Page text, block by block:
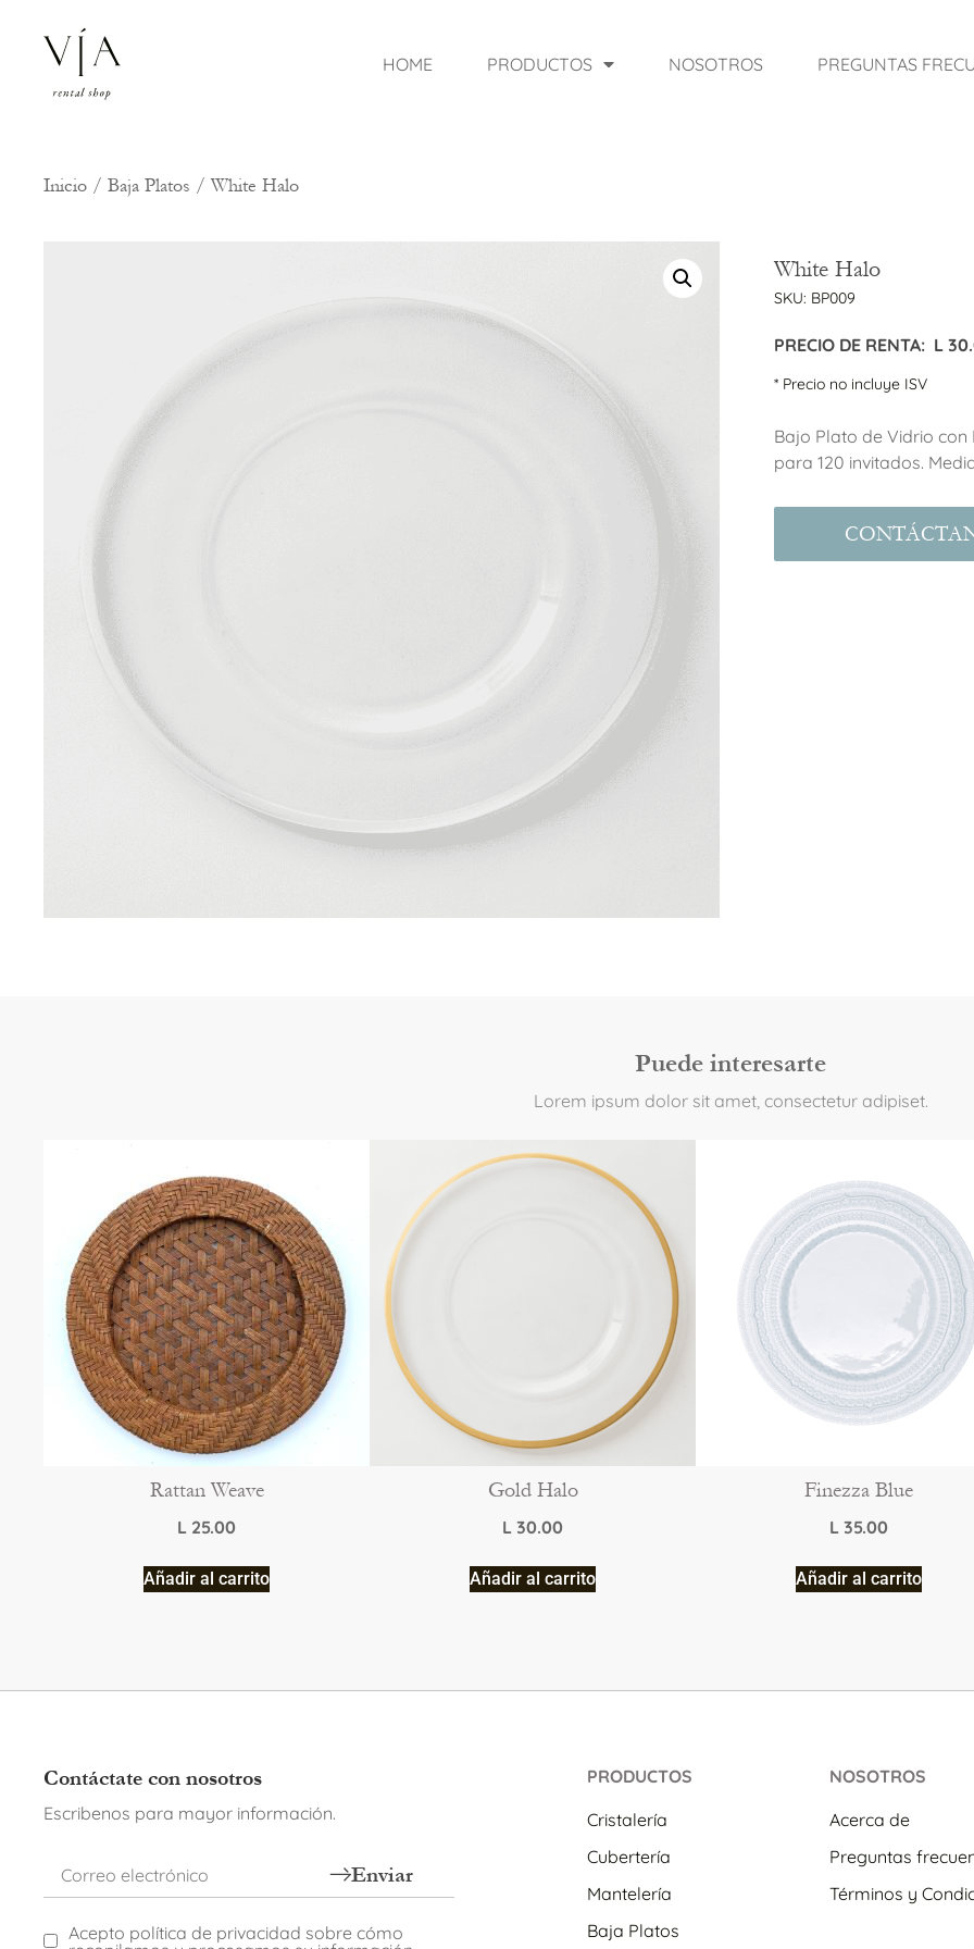
HOME PRODUCTOS NOSOTROS PREGUNTAS
Inicio / Baja Platos / White Halo
White Halo
SKU: BP009
PRECIO DE RENTA: L
* Precio no incluye ISV
Bajo Plato de Vidrio con
para 120 invitados.
Puede interesarte
Lorem ipsum dolor sit amet, consectetur adipiset.
Rattan Weave
L 25.00
Añadir al carrito
Gold Halo
L 30.00
Añadir al carrito
Finezza Blue
L 35.00
Añadir al carrito
Contáctate con nosotros
Escribenos para mayor información.
Acepto política de privacidad sobre cómo
Enviar
PRODUCTOS
Cristalería
Cubertería
Mantelería
Baja Platos
NOSOTROS
Acerca de
Preguntas
Términos y